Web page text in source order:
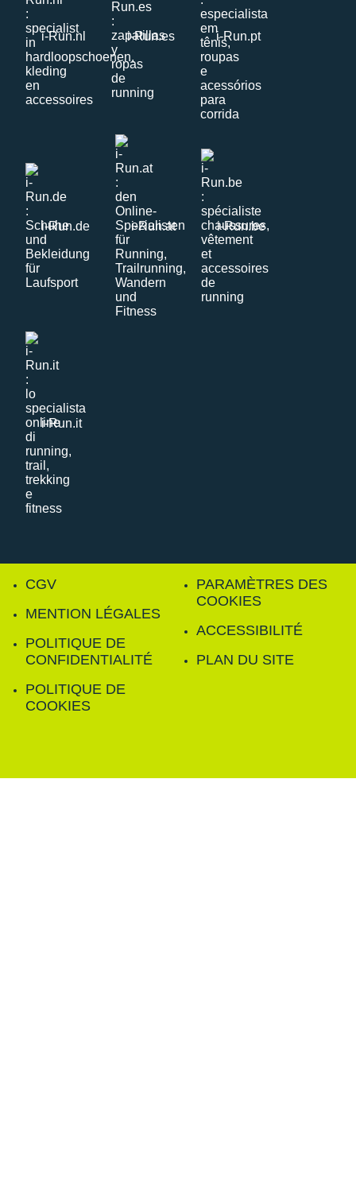
i-Run.nl i-Run.es i-Run.pt
i-Run.de i-Run.at i-Run.be
i-Run.it
CGV
MENTION LÉGALES
POLITIQUE DE
CONFIDENTIALITÉ
POLITIQUE DE
COOKIES
PARAMÈTRES DES
COOKIES
ACCESSIBILITÉ
PLAN DU SITE